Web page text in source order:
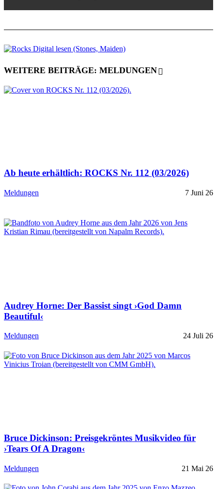
WEITERE BEITRÄGE: MELDUNGEN
Ab heute erhältlich: ROCKS Nr. 112 (03/2026)
Meldungen 7 Juni 26
Audrey Horne: Der Bassist singt ›God Damn
Beautiful‹
Meldungen 24 Juli 26
Bruce Dickinson: Preisgekröntes Musikvideo für
›Tears Of A Dragon‹
Meldungen 21 Mai 26